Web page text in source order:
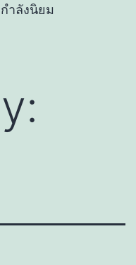
ำลังนิยม